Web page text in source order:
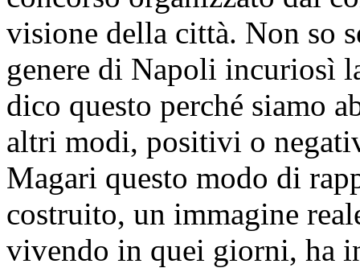
visione della città. Non so
genere di Napoli incuriosì
dico questo perché siamo
altri modi, positivi o
Magari questo modo di
costruito, un immagine
vivendo in quei giorni, ha